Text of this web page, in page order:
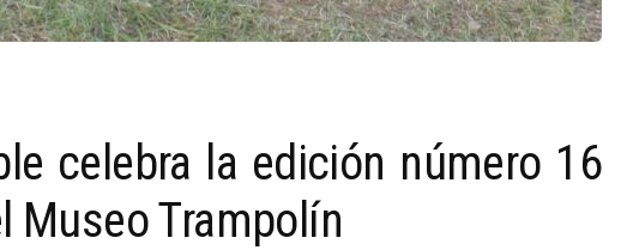
celebra la edición número 16
Museo Trampolín